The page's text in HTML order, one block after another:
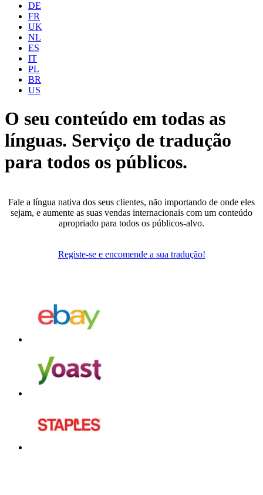
DE
FR
UK
NL
ES
IT
PL
BR
US
O seu conteúdo em todas as
línguas. Serviço de tradução
para todos os públicos.
Fale a língua nativa dos seus clientes, não importando de onde eles
sejam, e aumente as suas vendas internacionais com um conteúdo
apropriado para todos os públicos-alvo.
Registe-se e encomende a sua tradução!